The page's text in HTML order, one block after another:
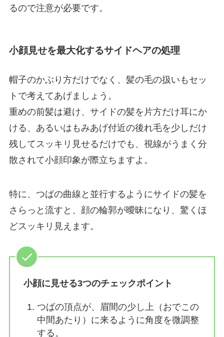
るので注意が必要です。
小顔見せを最大化するサイドヘアの処理
帽子のかぶり方だけでなく、髪の毛の扱いもセッ
トで考えてあげましょう。
重めの前髪は避け、サイドの髪を片方だけ耳にか
ける、あるいはもみあげ付近の後れ毛を少しだけ
残してスッキリ見せるだけでも、視線がうまく分
散されて小顔印象が際立ちますよ。
特に、つばの曲線と並行するようにサイドの髪を
さらっと流すと、顔の輪郭が曖昧になり、驚くほ
どスッキリ見えます。
小顔に見せる3つのチェックポイント
つばの頂点が、眉間の少し上（おでこの
中間あたり）に来るように角度を微調整
する。